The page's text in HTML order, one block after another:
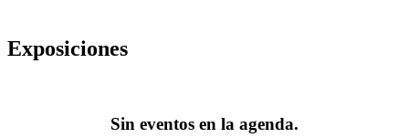
Exposiciones
Sin eventos en la agenda.